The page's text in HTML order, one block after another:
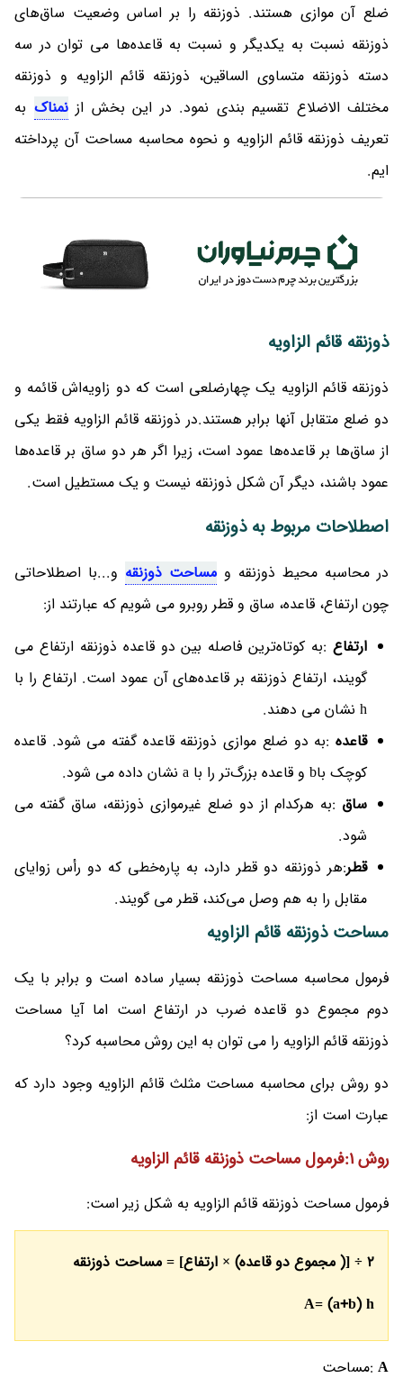
ضلع آن موازی هستند. ذوزنقه را بر اساس وضعیت ساق‌های
ذوزنقه نسبت به یکدیگر و نسبت به قاعده‌ها می توان در سه
دسته ذوزنقه‌ متساوی الساقین، ذوزنقه‌ قائم الزاویه و ذوزنقه‌
مختلف الاضلاع تقسیم بندی نمود. در این بخش ازنمناک به
تعریف ذوزنقه قائم الزاویه و نحوه محاسبه مساحت آن پرداخته
ایم.
ذوزنقه قائم الزاویه
ذوزنقه قائم الزاویه یک چهارضلعی است که دو زاویه‌اش قائمه و
دو ضلع متقابل آنها برابر هستند.در ذوزنقه قائم الزاویه فقط یکی
از ساق‌ها بر قاعده‌ها عمود است، زیرا اگر هر دو ساق بر قاعده‌ها
عمود باشند، دیگر آن شکل ذوزنقه‌ نیست و یک مستطیل است.
اصطلاحات مربوط به ذوزنقه
در محاسبه محیط ذوزنقه و مساحت ذوزنقه و...با اصطلاحاتی
چون ارتفاع، قاعده، ساق و قطر روبرو می شویم که عبارتند از:
ارتفاع :به کوتاه‌ترین فاصله بین دو قاعده ذوزنقه ارتفاع‌ می
گویند، ارتفاع ذوزنقه بر قاعده‌های آن عمود است. ارتفاع را با
h نشان می دهند.
قاعده :به دو ضلع موازی ذوزنقه قاعده گفته می شود. قاعده
کوچک باb و قاعده بزرگ‌تر را با a نشان داده می شود.
ساق :به هرکدام از دو ضلع غیرموازی ذوزنقه، ساق گفته می
شود.
قطر:هر ذوزنقه دو قطر دارد، به پاره‌خطی که دو رأس زوایای
مقابل را به هم وصل می‌کند، قطر می گویند.
مساحت ذوزنقه قائم الزاویه
فرمول محاسبه مساحت ذوزنقه بسیار ساده است و برابر با یک
دوم مجموع دو قاعده ضرب در ارتفاع است اما آیا مساحت
ذوزنقه قائم الزاویه را می توان به این روش محاسبه کرد؟
دو روش برای محاسبه مساحت مثلث قائم الزاویه وجود دارد که
عبارت است از:
روش 1:فرمول مساحت ذوزنقه قائم الزاویه
فرمول مساحت ذوزنقه قائم الزاویه به شکل زیر است:
2 ÷ [( مجموع دو قاعده) ×‌ ارتفاع] = مساحت ذوزنقه
A= (a+b) h
A :مساحت